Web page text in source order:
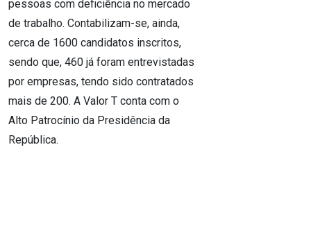
pessoas com deficiência no mercado
de trabalho. Contabilizam-se, ainda,
cerca de 1600 candidatos inscritos,
sendo que, 460 já foram entrevistadas
por empresas, tendo sido contratados
mais de 200. A Valor T conta com o
Alto Patrocínio da Presidência da
República.